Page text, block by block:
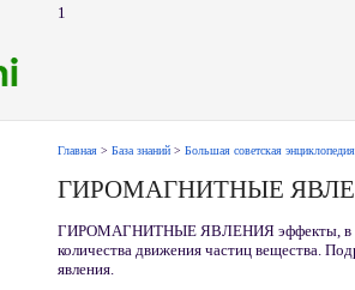
1
Главная > База знаний > Большая советская энциклопедия
ГИРОМАГНИТНЫЕ
ГИРОМАГНИТНЫЕ ЯВЛЕНИЯ эффекты, в к-
количества движения частиц вещества.
явления.